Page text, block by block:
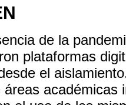
de la
plataformas
el
áreas académicas